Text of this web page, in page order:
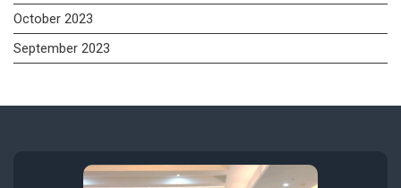
October 2023
September 2023